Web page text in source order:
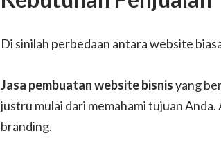
Di sinilah perbedaan antara website
Jasa pembuatan website bisnisyang
justru mulai dari memahami tujuan
branding.